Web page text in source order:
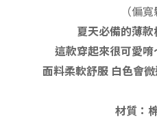
（偏
夏天必備的薄
這款穿起來很可愛
面料柔軟舒服 白色會
材質：